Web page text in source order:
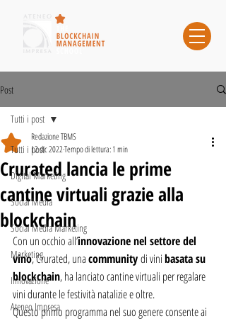
Post
Tutti i post
Digital Marketing
Social Media
Social Media Marketing
Marketing
Innovazione
Ateneo Impresa
Tutti i post
Crurated lancia le prime
cantine virtuali grazie alla
blockchain
Redazione TBMS
12 dic 2022Tempo di lettura: 1 min
Con un occhio all’innovazione nel settore del
vino, Crurated, una community di vini basata su
blockchain, ha lanciato cantine virtuali per regalare
vini durante le festività natalizie e oltre.
Questo primo programma nel suo genere consente ai